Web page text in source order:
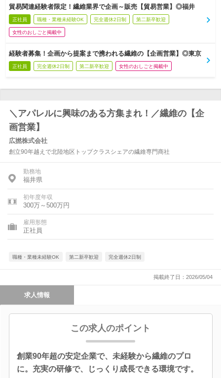
貿易関連経験者限定！繊維業界で企画～販売【貿易営業】◎福井
正社員 職種・業種未経験OK 完全週休2日制 第二新卒歓迎
女性のおしごと掲載中
経験者募集！企画から提案まで携われる繊維の【企画営業】◎東京
正社員 完全週休2日制 第二新卒歓迎 女性のおしごと掲載中
＼アパレルに興味のある方集まれ！／繊維の【企
画営業】
広撚株式会社
創立90年越えで北陸地区トップクラスシェアの繊維専門商社
勤務地
福井県
初年度年収
300万～500万円
雇用形態
正社員
職種・業種未経験OK 第二新卒歓迎 完全週休2日制
掲載終了日：2026/05/04
求人情報
この求人のポイント
創業90年超の安定企業で、未経験から繊維のプロ
に。充実の研修で、じっくり成長できる環境です。